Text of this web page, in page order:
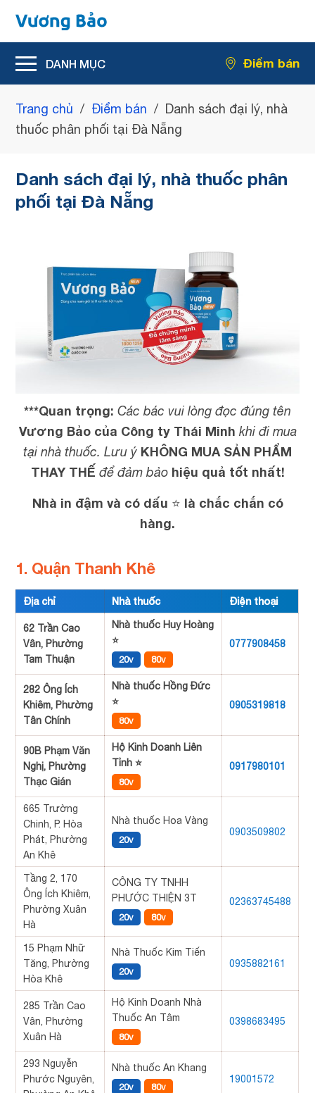
Hỗ trợ giảm rối loạn tiểu tiện
Hỗ trợ giảm kích thước u xơ tiền liệt tuyến
Điểm bán
Trang chủ / Điểm bán / Danh sách đại lý, nhà
thuốc phân phối tại Đà Nẵng
Danh sách đại lý, nhà thuốc phân
phối tại Đà Nẵng
***Quan trọng: Các bác vui lòng đọc đúng tên
Vương Bảo của Công ty Thái Minh khi đi mua
tại nhà thuốc. Lưu ý KHÔNG MUA SẢN PHẨM
THAY THẾ để đảm bảo hiệu quả tốt nhất!
Nhà in đậm và có dấu ⭐ là chắc chắn có
hàng.
1. Quận Thanh Khê
Địa chỉ Nhà thuốc Điện thoại
62 Trần Cao
Vân, Phường
Tam Thuận
Nhà thuốc Huy Hoàng
⭐
20v 80v
0777908458
282 Ông Ích
Khiêm, Phường
Tân Chính
Nhà thuốc Hồng Đức
⭐
80v
0905319818
90B Phạm Văn
Nghị, Phường
Thạc Gián
Hộ Kinh Doanh Liên
Tỉnh ⭐
80v
0917980101
665 Trường
Chinh, P. Hòa
Phát, Phường
An Khê
Nhà thuốc Hoa Vàng
20v
0903509802
Tầng 2, 170
Ông Ích Khiêm,
Phường Xuân
Hà
CÔNG TY TNHH
PHƯỚC THIỆN 3T
20v 80v
02363745488
15 Phạm Nhữ
Tăng, Phường
Hòa Khê
Nhà Thuốc Kim Tiến
20v
0935882161
285 Trần Cao
Vân, Phường
Xuân Hà
Hộ Kinh Doanh Nhà
Thuốc An Tâm
80v
0398683495
293 Nguyễn
Phước Nguyên,
Nhà thuốc An Khang
20v 80v
19001572